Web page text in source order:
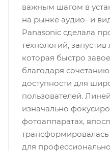
важным шагом в
на рынке аудио- и
Panasonic сделала
технологий,
которая быстро
благодаря
доступности для
пользователей.
изначально
фотоаппаратах,
трансформировалась
для